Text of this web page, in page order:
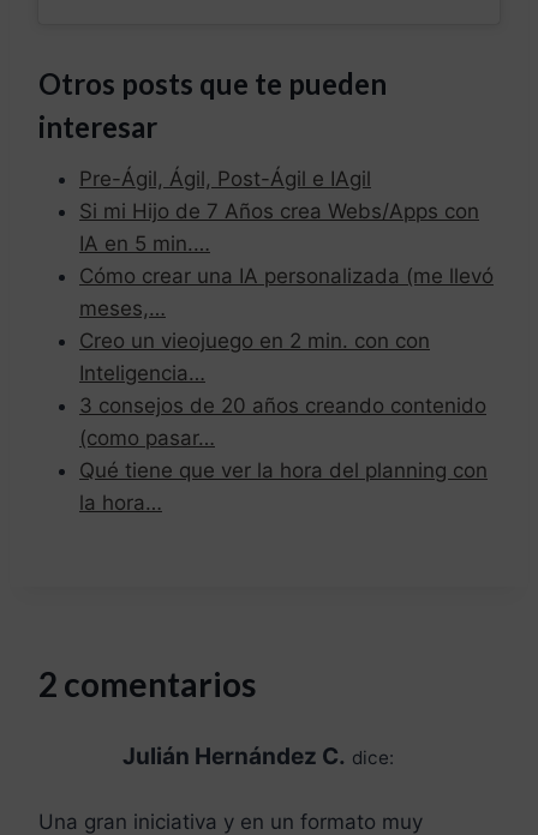
Otros posts que te pueden
interesar
Pre-Ágil, Ágil, Post-Ágil e IAgil
Si mi Hijo de 7 Años crea Webs/Apps con
IA en 5 min.…
Cómo crear una IA personalizada (me llevó
meses,…
Creo un vieojuego en 2 min. con con
Inteligencia…
3 consejos de 20 años creando contenido
(como pasar…
Qué tiene que ver la hora del planning con
la hora…
2 comentarios
Julián Hernández C. dice:
Una gran iniciativa y en un formato muy